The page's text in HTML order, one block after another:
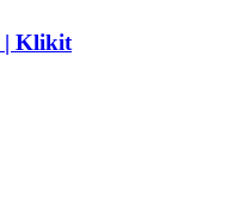
| Klikit